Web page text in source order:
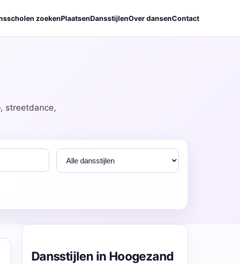
zoekenPlaatsenDansstijlenOver dansenContact
streetdance,
Dansstijlen in Hoogezand